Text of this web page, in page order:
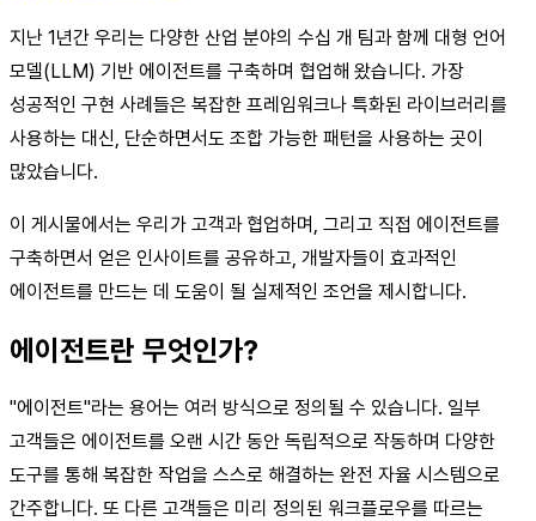
지난 1년간 우리는 다양한 산업 분야의 수십 개 팀과 함께 대형 언어
모델(LLM) 기반 에이전트를 구축하며 협업해 왔습니다. 가장
성공적인 구현 사례들은 복잡한 프레임워크나 특화된 라이브러리를
사용하는 대신, 단순하면서도 조합 가능한 패턴을 사용하는 곳이
많았습니다.
이 게시물에서는 우리가 고객과 협업하며, 그리고 직접 에이전트를
구축하면서 얻은 인사이트를 공유하고, 개발자들이 효과적인
에이전트를 만드는 데 도움이 될 실제적인 조언을 제시합니다.
에이전트란 무엇인가?
"에이전트"라는 용어는 여러 방식으로 정의될 수 있습니다. 일부
고객들은 에이전트를 오랜 시간 동안 독립적으로 작동하며 다양한
도구를 통해 복잡한 작업을 스스로 해결하는 완전 자율 시스템으로
간주합니다. 또 다른 고객들은 미리 정의된 워크플로우를 따르는